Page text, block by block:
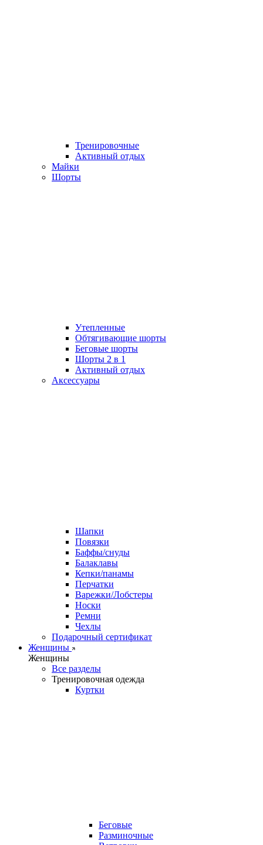
Тренировочные
Активный отдых
Майки
Шорты
Утепленные
Обтягивающие шорты
Беговые шорты
Шорты 2 в 1
Активный отдых
Аксессуары
Шапки
Повязки
Баффы/снуды
Балаклавы
Кепки/панамы
Перчатки
Варежки/Лобстеры
Носки
Ремни
Чехлы
Подарочный сертификат
Женщины
Женщины
Все разделы
Тренировочная одежда
Куртки
Беговые
Разминочные